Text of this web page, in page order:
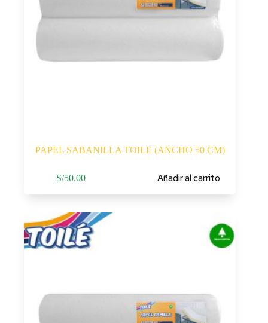
PAPEL SABANILLA TOILE (ANCHO 50 CM)
S/50.00 Añadir al carrito